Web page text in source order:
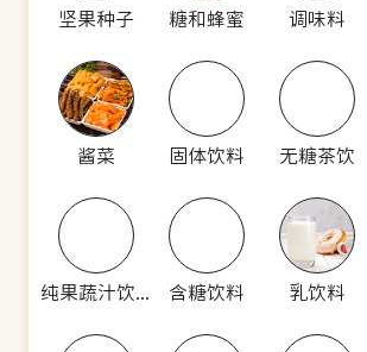
坚果种子 糖和蜂蜜 调味料
酱菜 固体饮料 无糖茶饮
纯果蔬汁饮料 含糖饮料 乳饮料